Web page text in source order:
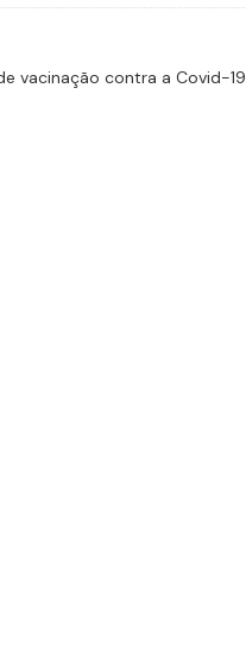
vacinação contra a Covid-19